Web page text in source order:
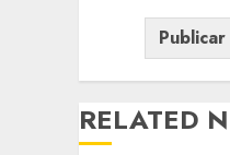
RELATED